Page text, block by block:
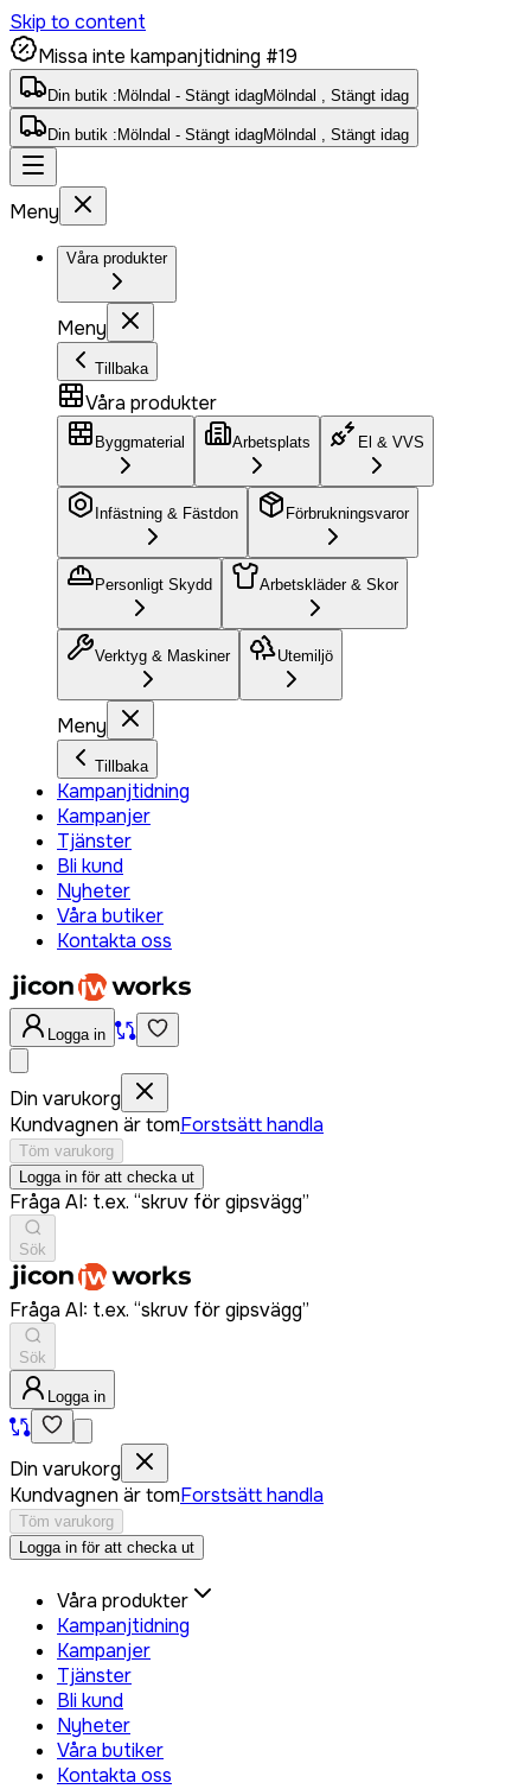
Skip to content
Missa inte kampanjtidning #19
Din butik : Mölndal - Stängt idagMölndal , Stängt idag
Din butik : Mölndal - Stängt idagMölndal , Stängt idag
Meny
Våra produkter
Meny
Tillbaka
Våra produkter
Byggmaterial Arbetsplats El & VVS
Infästning & Fästdon Förbrukningsvaror
Personligt Skydd Arbetskläder & Skor
Verktyg & Maskiner Utemiljö
Meny
Tillbaka
Kampanjtidning
Kampanjer
Tjänster
Bli kund
Nyheter
Våra butiker
Kontakta oss
Logga in
Din varukorg
Kundvagnen är tomForstsätt handla
Töm varukorg
Logga in för att checka ut
Fråga AI: t.ex. “skruv för gipsvägg”
Sök
Fråga AI: t.ex. “skruv för gipsvägg”
Sök
Logga in
Din varukorg
Kundvagnen är tomForstsätt handla
Töm varukorg
Logga in för att checka ut
Våra produkter
Kampanjtidning
Kampanjer
Tjänster
Bli kund
Nyheter
Våra butiker
Kontakta oss